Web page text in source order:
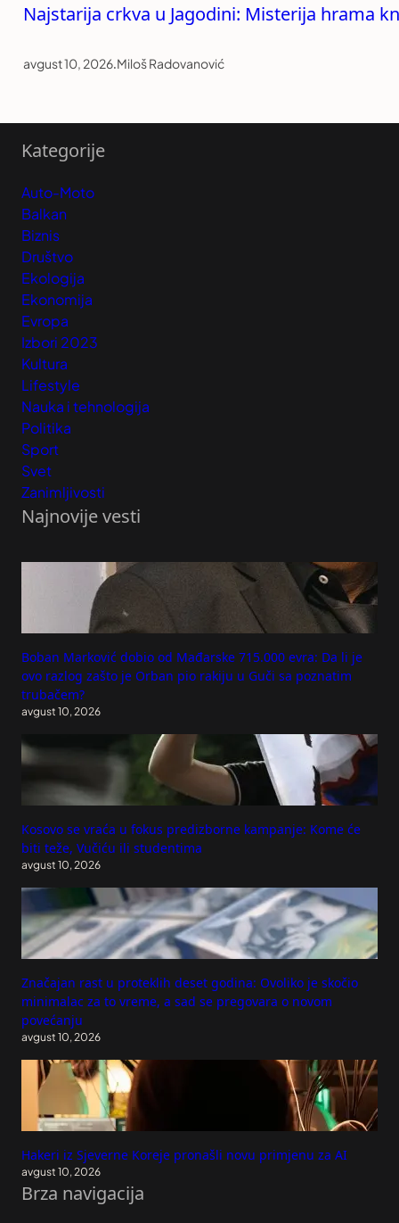
Najstarija crkva u Jagodini: Misterija hrama
avgust 10, 2026.Miloš Radovanović
Kategorije
Auto-Moto
Balkan
Biznis
Društvo
Ekologija
Ekonomija
Evropa
Izbori 2023
Kultura
Lifestyle
Nauka i tehnologija
Politika
Sport
Svet
Zanimljivosti
Najnovije vesti
Boban Marković dobio od Mađarske 715.000 evra: Da li je
ovo razlog zašto je Orban pio rakiju u Guči sa poznatim
trubačem?
avgust 10, 2026
Kosovo se vraća u fokus predizborne kampanje: Kome će
biti teže, Vučiću ili studentima
avgust 10, 2026
Značajan rast u proteklih deset godina: Ovoliko je skočio
minimalac za to vreme, a sad se pregovara o novom
povećanju
avgust 10, 2026
Hakeri iz Sjeverne Koreje pronašli novu primjenu za AI
avgust 10, 2026
Brza navigacija